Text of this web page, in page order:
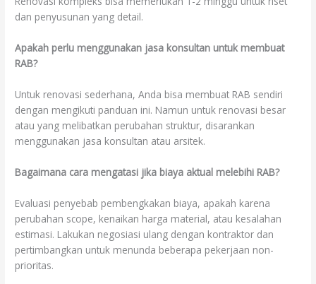
dan penyusunan yang detail.
Apakah perlu menggunakan jasa konsultan untuk membuat
RAB?
Untuk renovasi sederhana, Anda bisa membuat RAB sendiri
dengan mengikuti panduan ini. Namun untuk renovasi besar
atau yang melibatkan perubahan struktur, disarankan
menggunakan jasa konsultan atau arsitek.
Bagaimana cara mengatasi jika biaya aktual melebihi RAB?
Evaluasi penyebab pembengkakan biaya, apakah karena
perubahan scope, kenaikan harga material, atau kesalahan
estimasi. Lakukan negosiasi ulang dengan kontraktor dan
pertimbangkan untuk menunda beberapa pekerjaan non-
prioritas.